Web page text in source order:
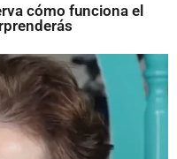
cómo funciona el